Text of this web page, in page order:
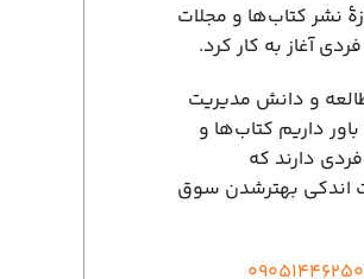
سال ۱۳۹۲ در حوزهٔ نشر کتاب‌ها و مجلات
آغاز به کار کرد.
و دانش مدیریت
داریم کتاب‌ها و
دارند که
اندکی بهتر‌شدن سوق
۰۹۰۵۱۴۴۶۲۵۰